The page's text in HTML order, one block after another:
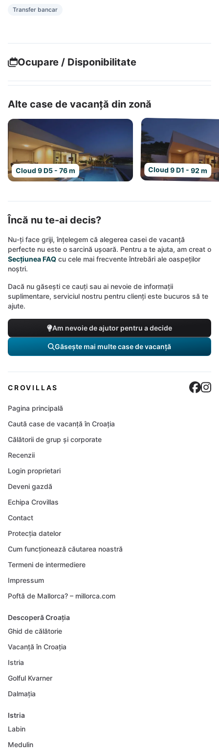
Transfer bancar
Ocupare / Disponibilitate
Alte case de vacanță din zonă
Cloud 9 D5 - 76 m Cloud 9 D1 - 92 m
Încă nu te-ai decis?
Nu-ți face griji, înțelegem că alegerea casei de vacanță
perfecte nu este o sarcină ușoară. Pentru a te ajuta, am creat o
Secțiunea FAQ cu cele mai frecvente întrebări ale oaspeților
noștri.
Dacă nu găsești ce cauți sau ai nevoie de informații
suplimentare, serviciul nostru pentru clienți este bucuros să te
ajute.
Am nevoie de ajutor pentru a decide
Găsește mai multe case de vacanță
CROVILLAS
Pagina principală
Caută case de vacanță în Croația
Călătorii de grup și corporate
Recenzii
Login proprietari
Deveni gazdă
Echipa Crovillas
Contact
Protecția datelor
Cum funcționează căutarea noastră
Termeni de intermediere
Impressum
Poftă de Mallorca? – millorca.com
Descoperă Croația
Ghid de călătorie
Vacanță în Croația
Istria
Golful Kvarner
Dalmația
Istria
Labin
Medulin